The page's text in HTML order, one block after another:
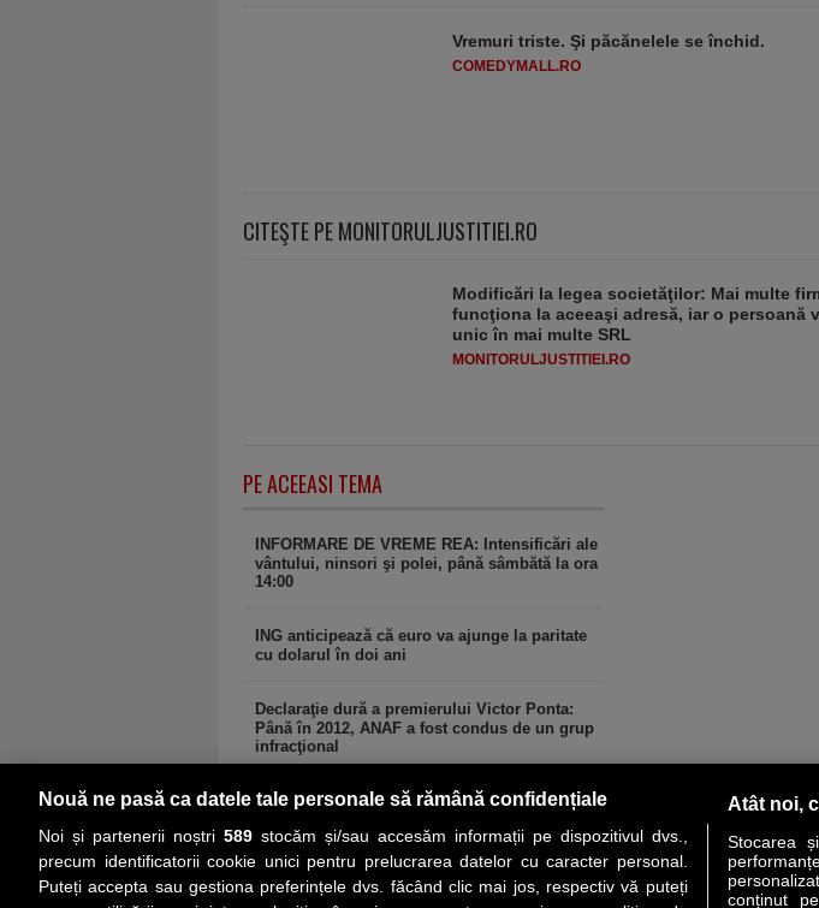
Vremuri triste. Şi păcănelele se închid.
COMEDYMALL.RO
CITEŞTE PE MONITORULJUSTITIEI.RO
Modificări la legea societăţilor: Mai multe
funcţiona la aceeaşi adresă, iar o persoană
unic în mai multe SRL
MONITORULJUSTITIEI.RO
PE ACEEASI TEMA
INFORMARE DE VREME REA: Intensificări ale
vântului, ninsori şi polei, până sâmbătă la ora
14:00
ING anticipează că euro va ajunge la paritate
cu dolarul în doi ani
Declaraţie dură a premierului Victor Ponta:
Până în 2012, ANAF a fost condus de un grup
infracţional
PRIMA PAGINĂ COVER STORY LIDERI ANALIZE
Nouă ne pasă ca datele tale personale să rămână confidențiale
Noi și partenerii noștri 589stocăm și/sau accesăm informații pe dispozitivul dvs.,
precum identificatorii cookie unici pentru prelucrarea datelor cu caracter personal.
Puteți accepta sau gestiona preferințele dvs. făcând clic mai jos, respectiv vă puteți
Atât noi,
Stocarea
conținut